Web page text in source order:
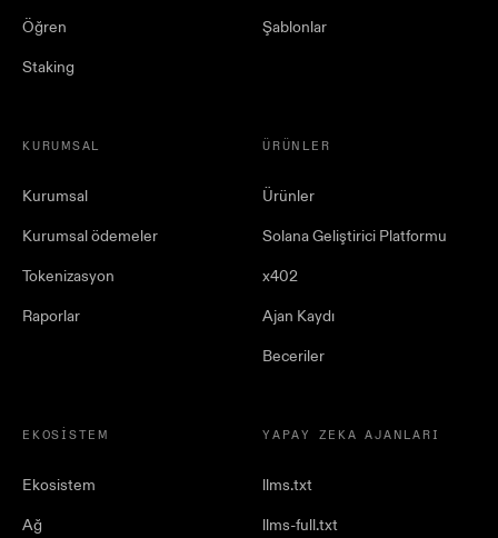
Öğren
Staking
Şablonlar
KURUMSAL
Kurumsal
Kurumsal ödemeler
Tokenizasyon
Raporlar
ÜRÜNLER
Ürünler
Solana Geliştirici Platformu
x402
Ajan Kaydı
Beceriler
EKOSISTEM
Ekosistem
Ağ
YAPAY ZEKA AJANLARI
llms.txt
llms-full.txt